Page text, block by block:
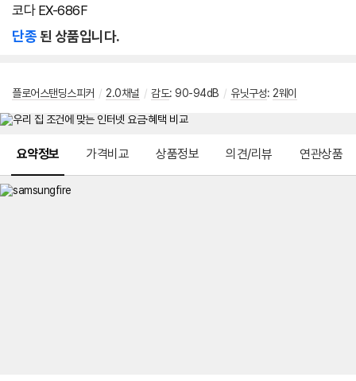
코다 EX-686F
단종된 상품입니다.
플로어스탠딩스피커 / 2.0채널 / 감도: 90-94dB / 유닛구성: 2웨이
요약정보 가격비교 상품정보 의견/리뷰 연관상품